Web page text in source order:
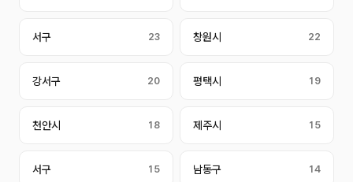
서구 23 창원시 22
강서구 20 평택시 19
천안시 18 제주시 15
서구 15 남동구 14